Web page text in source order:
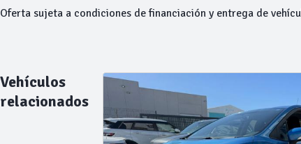
Oferta sujeta a condiciones de financiación y entrega de
Vehículos
relacionados